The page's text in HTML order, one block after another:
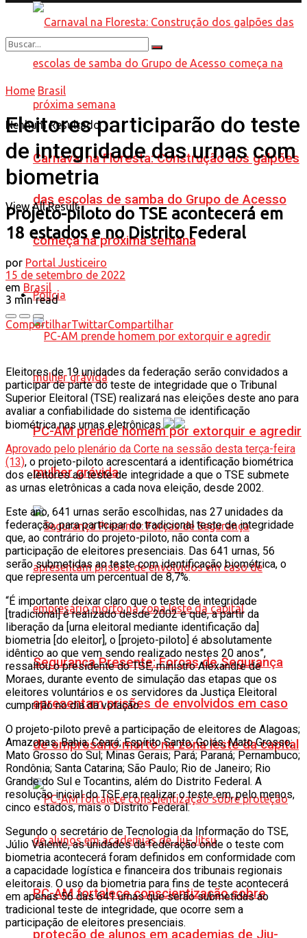
Carnaval na Floresta: Construção dos galpões
das escolas de samba do Grupo de Acesso
começa na próxima semana
Polícia
PC-AM prende homem por extorquir e agredir
mulher grávida
Segurança Presente: Forças de Segurança
apresentam prisões de envolvidos em caso
de empresário morto na zona leste da capital
PC-AM fortalece conscientização sobre
proteção de alunos em academias de Jiu-
Nenhum Resultado
View All Result
Home Brasil
Eleitores participarão do teste
de integridade das urnas com
biometria
Projeto-piloto do TSE acontecerá em
18 estados e no Distrito Federal
por Portal Justiceiro
15 de setembro de 2022
em Brasil
3 min read
CompartilharTwittarCompartilhar
Eleitores de 19 unidades da federação serão convidados a
participar de parte do teste de integridade que o Tribunal
Superior Eleitoral (TSE) realizará nas eleições deste ano para
avaliar a confiabilidade do sistema de identificação
biométrica nas urnas eletrônicas.
Aprovado pelo plenário da Corte na sessão desta terça-feira
(13), o projeto-piloto acrescentará a identificação biométrica
dos eleitores ao teste de integridade a que o TSE submete
as urnas eletrônicas a cada nova eleição, desde 2002.
Este ano, 641 urnas serão escolhidas, nas 27 unidades da
federação, para participar do tradicional teste de integridade
que, ao contrário do projeto-piloto, não conta com a
participação de eleitores presenciais. Das 641 urnas, 56
serão submetidas ao teste com identificação biométrica, o
que representa um percentual de 8,7%.
“É importante deixar claro que o teste de integridade
[tradicional] é realizado desde 2002 e que, a partir da
liberação da [urna eleitoral mediante identificação da]
biometria [do eleitor], o [projeto-piloto] é absolutamente
idêntico ao que vem sendo realizado nestes 20 anos”,
ressaltou o presidente do TSE, ministro Alexandre de
Moraes, durante evento de simulação das etapas que os
eleitores voluntários e os servidores da Justiça Eleitoral
cumprirão no dia da votação.
O projeto-piloto prevê a participação de eleitores de Alagoas;
Amazonas; Bahia; Ceará; Espírito Santo; Goiás; Mato Grosso;
Mato Grosso do Sul; Minas Gerais; Pará; Paraná; Pernambuco;
Rondônia; Santa Catarina; São Paulo; Rio de Janeiro; Rio
Grande do Sul e Tocantins, além do Distrito Federal. A
resolução inicial do TSE era realizar o teste em, pelo menos,
cinco estados, mais o Distrito Federal.
Segundo o secretário de Tecnologia da Informação do TSE,
Júlio Valente, as unidades da federação onde o teste com
biometria acontecerá foram definidos em conformidade com
a capacidade logística e financeira dos tribunais regionais
eleitorais. O uso da biometria para fins de teste acontecerá
em apenas 56 das 641 urnas que serão submetidas ao
tradicional teste de integridade, que ocorre sem a
participação de eleitores presenciais.